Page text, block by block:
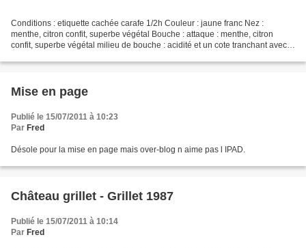
Conditions : etiquette cachée carafe 1/2h Couleur : jaune franc Nez :
menthe, citron confit, superbe végétal Bouche : attaque : menthe, citron
confit, superbe végétal milieu de bouche : acidité et un cote tranchant avec
Mise en page
Publié le 15/07/2011 à 10:23
Par Fred
Désole pour la mise en page mais over-blog n aime pas l IPAD.
Château grillet - Grillet 1987
Publié le 15/07/2011 à 10:14
Par Fred